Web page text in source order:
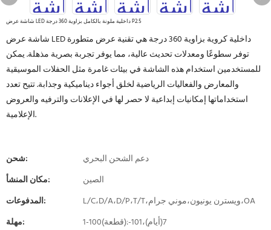
شاشة عرض LED داخلية ملونة بالكامل بزاوية 360 درجة P2.5
شاشة عرض LED داخلية كروية بزاوية 360 درجة هي تقنية عرض متطورة
توفر سطوعًا ومعدلات تحديث عالية، مما يوفر تجربة بصرية مذهلة. يمكن
للمستخدمين استخدام هذه الشاشة في بيئات غامرة مثل الحفلات الموسيقية
والمعارض والفعاليات الرياضية لخلق أجواء ديناميكية وجذابة. تتيح تعدد
استخداماتها إمكانيات إبداعية لا حصر لها في الإعلانات والترفيه والعروض
الإعلامية.
شحن:
دعم الشحن البحري
مكان المنشأ:
الصين
المدفوعات:
L/C،D/A،D/P،T/T،ويسترن يونيون،موني جرام،OA
مهلة:
1-100(قطعة):7(أيام)،101-